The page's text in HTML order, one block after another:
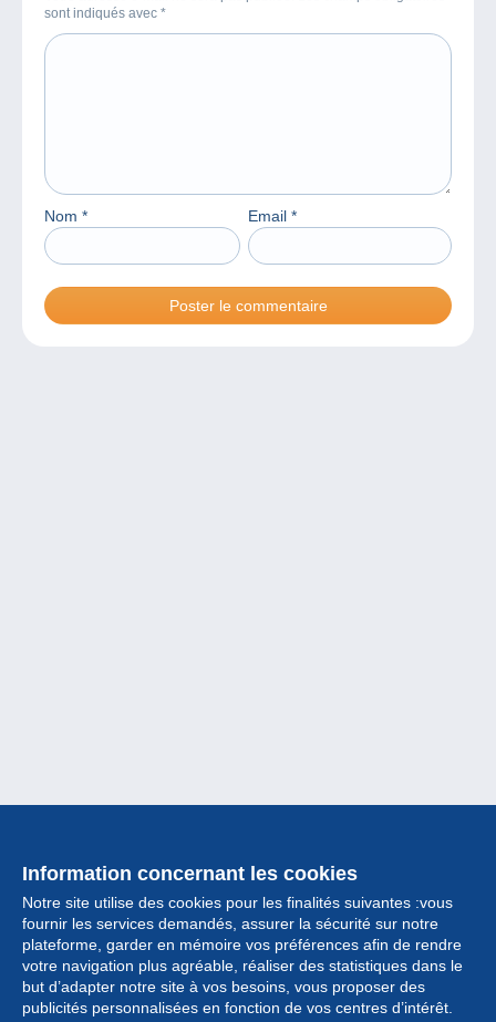
sont indiqués avec *
Nom * Email *
Information concernant les cookies
Notre site utilise des cookies pour les finalités suivantes :vous
fournir les services demandés, assurer la sécurité sur notre
plateforme, garder en mémoire vos préférences afin de rendre
votre navigation plus agréable, réaliser des statistiques dans le
but d’adapter notre site à vos besoins, vous proposer des
publicités personnalisées en fonction de vos centres d’intérêt.
Collection